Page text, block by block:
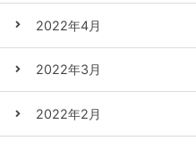
2022年4月
2022年3月
2022年2月